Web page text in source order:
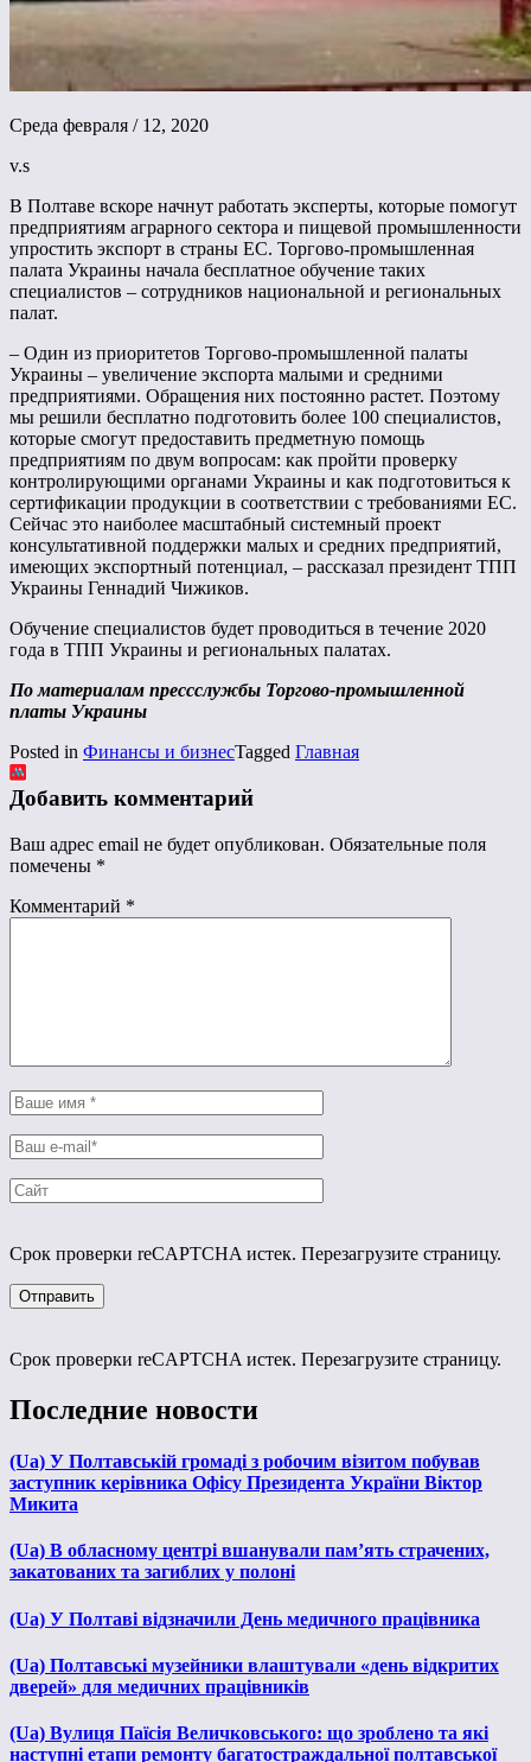
Среда февраля / 12, 2020
v.s
В Полтаве вскоре начнут работать эксперты, которые помогут
предприятиям аграрного сектора и пищевой промышленности
упростить экспорт в страны ЕС. Торгово-промышленная
палата Украины начала бесплатное обучение таких
специалистов – сотрудников национальной и региональных
палат.
– Один из приоритетов Торгово-промышленной палаты
Украины – увеличение экспорта малыми и средними
предприятиями. Обращения них постоянно растет. Поэтому
мы решили бесплатно подготовить более 100 специалистов,
которые смогут предоставить предметную помощь
предприятиям по двум вопросам: как пройти проверку
контролирующими органами Украины и как подготовиться к
сертификации продукции в соответствии с требованиями ЕС.
Сейчас это наиболее масштабный системный проект
консультативной поддержки малых и средних предприятий,
имеющих экспортный потенциал, – рассказал президент ТПП
Украины Геннадий Чижиков.
Обучение специалистов будет проводиться в течение 2020
года в ТПП Украины и региональных палатах.
По материалам прессслужбы Торгово-промышленной
платы Украины
Posted in Финансы и бизнесTagged Главная
Добавить комментарий
Ваш адрес email не будет опубликован. Обязательные поля
помечены *
Комментарий *
Срок проверки reCAPTCHA истек. Перезагрузите страницу.
Срок проверки reCAPTCHA истек. Перезагрузите страницу.
Последние новости
(Ua) У Полтавській громаді з робочим візитом побував
заступник керівника Офісу Президента України Віктор
Микита
(Ua) В обласному центрі вшанували пам’ять страчених,
закатованих та загиблих у полоні
(Ua) У Полтаві відзначили День медичного працівника
(Ua) Полтавські музейники влаштували «день відкритих
дверей» для медичних працівників
(Ua) Вулиця Паїсія Величковського: що зроблено та які
наступні етапи ремонту багатостраждальної полтавської